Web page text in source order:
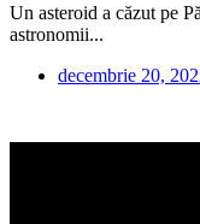
Un asteroid a căzut pe
astronomii...
decembrie 20,